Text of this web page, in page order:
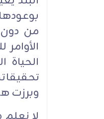
من
الحياة
وبرزت